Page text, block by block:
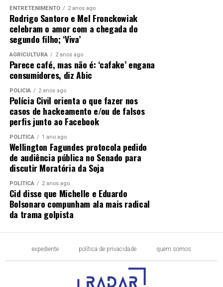
ENTRETENIMENTO 2 anos ago
Rodrigo Santoro e Mel Fronckowiak
celebram o amor com a chegada do
segundo filho; ‘Viva’
AGRICULTURA 2 anos ago
Parece café, mas não é: ‘cafake’ engana
consumidores, diz Abic
POLÍCIA 2 anos ago
Polícia Civil orienta o que fazer nos
casos de hackeamento e/ou de falsos
perfis junto ao Facebook
POLÍTICA 1 ano ago
Wellington Fagundes protocola pedido
de audiência pública no Senado para
discutir Moratória da Soja
POLÍTICA 2 anos ago
Cid disse que Michelle e Eduardo
Bolsonaro compunham ala mais radical
da trama golpista
expediente política de privacidade quem somos